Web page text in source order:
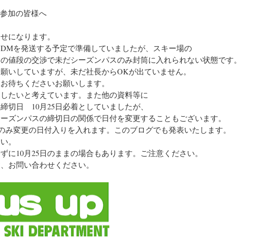
加の皆様へ
になります。
を発送する予定で準備していましたが、スキー場の
値段の交渉で未だシーズンパスのみ封筒に入れられない状態です。
いしていますが、未だ社長からOKが出ていません。
待ちくださいお願いします。
たいと考えています。また他の資料等に
切日 10月25日必着としていましたが、
ズンパスの締切日の関係で日付を変更することもございます。
み変更の日付入りを入れます。このブログでも発表いたします。
。
に10月25日のままの場合もあります。ご注意ください。
お問い合わせください。